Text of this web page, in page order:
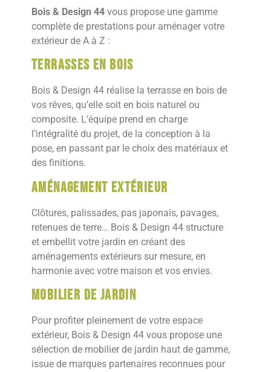
Bois & Design 44 vous propose une gamme
complète de prestations pour aménager votre
extérieur de A à Z :
Terrasses en bois
Bois & Design 44 réalise la terrasse en bois de
vos rêves, qu’elle soit en bois naturel ou
composite. L’équipe prend en charge
l’intégralité du projet, de la conception à la
pose, en passant par le choix des matériaux et
des finitions.
Aménagement extérieur
Clôtures, palissades, pas japonais, pavages,
retenues de terre… Bois & Design 44 structure
et embellit votre jardin en créant des
aménagements extérieurs sur mesure, en
harmonie avec votre maison et vos envies.
Mobilier de jardin
Pour profiter pleinement de votre espace
extérieur, Bois & Design 44 vous propose une
sélection de mobilier de jardin haut de gamme,
issue de marques partenaires reconnues pour